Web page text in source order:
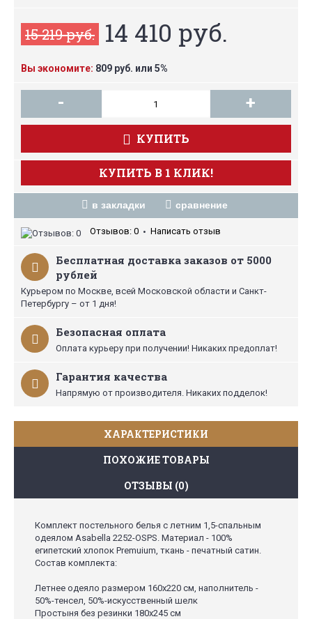
15 219 руб. 14 410 руб.
Вы экономите: 809 руб. или 5%
- +
КУПИТЬ
КУПИТЬ В 1 КЛИК!
в закладки сравнение
Отзывов: 0 • Написать отзыв
Бесплатная доставка заказов от 5000
рублей
Курьером по Москве, всей Московской области и Санкт-
Петербургу – от 1 дня!
Безопасная оплата
Оплата курьеру при получении! Никаких предоплат!
Гарантия качества
Напрямую от производителя. Никаких подделок!
ХАРАКТЕРИСТИКИ
ПОХОЖИЕ ТОВАРЫ
ОТЗЫВЫ (0)
Комплект постельного белья с летним 1,5-спальным
одеялом Asabella 2252-OSPS. Материал - 100%
египетский хлопок Premuium, ткань - печатный сатин.
Состав комплекта:
Летнее одеяло размером 160х220 см, наполнитель -
50%-тенсел, 50%-искусственный шелк
Простыня без резинки 180х245 см